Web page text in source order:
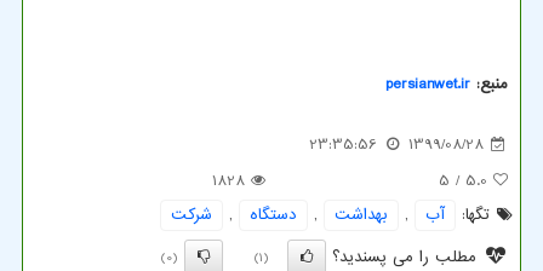
منبع: persianwet.ir
1399/08/28
23:35:56
5.0
/ 5
1828
تگها:
آب , بهداشت , دستگاه ,
شركت
مطلب را می پسندید؟
(1)
(0)